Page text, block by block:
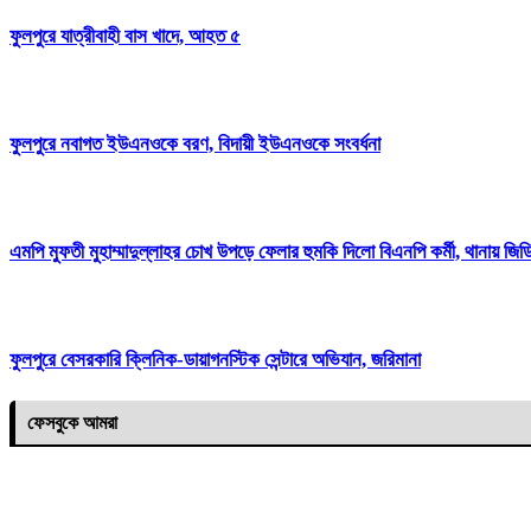
ফুলপুরে যাত্রীবাহী বাস খাদে, আহত ৫
ফুলপুরে নবাগত ইউএনওকে বরণ, বিদায়ী ইউএনওকে সংবর্ধনা
এমপি মুফতী মুহাম্মাদুল্লাহর চোখ উপড়ে ফেলার হুমকি দিলো বিএনপি কর্মী, থানায়
ফুলপুরে বেসরকারি ক্লিনিক-ডায়াগনস্টিক সেন্টারে অভিযান, জরিমানা
ফেসবুকে আমরা